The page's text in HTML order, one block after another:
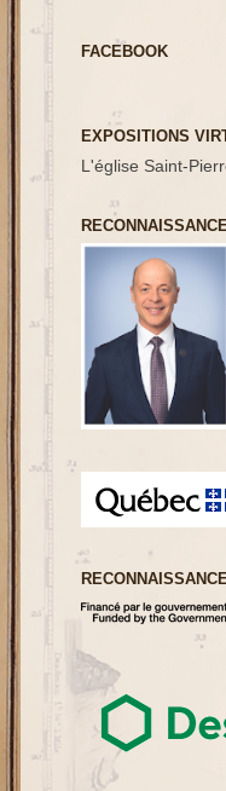
FACEBOOK
EXPOSITIONS
L'église Saint-
RECONNAISSANCE